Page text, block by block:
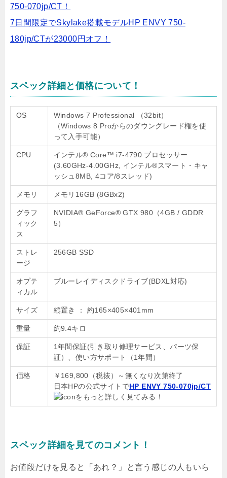
750-070jp/CT！
7日間限定でSkylake搭載モデルHP ENVY 750-
180jp/CTが23000円オフ！
スペック詳細と価格について！
OS
Windows 7 Professional （32bit）
（Windows 8 Proからのダウングレード権を使
って入手可能）
CPU
インテル® Core™ i7-4790 プロセッサー
(3.60GHz-4.00GHz, インテル®スマート・キャ
ッシュ8MB, 4コア/8スレッド)
メモリ メモリ16GB (8GBx2)
グラフ
ィック
ス
NVIDIA® GeForce® GTX 980（4GB / GDDR
5）
ストレ
ージ
256GB SSD
オプテ
ィカル
ブルーレイディスクドライブ(BDXL対応)
サイズ 縦置き ： 約165×405×401mm
重量 約9.4キロ
保証
1年間保証(引き取り修理サービス、パーツ保
証）、使い方サポート（1年間）
価格
￥169,800（税抜）～無くなり次第終了
日本HPの公式サイトでHP ENVY 750-070jp/CT
をもっと詳しく見てみる！
スペック詳細を見てのコメント！
お値段だけを見ると「あれ？」と言う感じの人もいら